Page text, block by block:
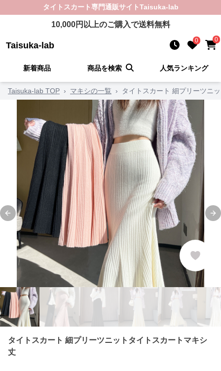
タイトスカート専門通販サイトTaisuka-lab
10,000円以上のご購入で送料無料
Taisuka-lab 0 0
新着商品 商品を検索 人気ランキング
Taisuka-lab TOP › マキシの一覧 › タイトスカート 細プリーツニ
Previous slide
タイトスカート 細プリーツニットタイトスカートマキシ
丈